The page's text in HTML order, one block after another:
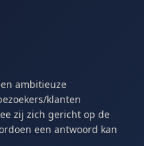
ambitieuze
klanten
zij zich gericht op de
een antwoord kan